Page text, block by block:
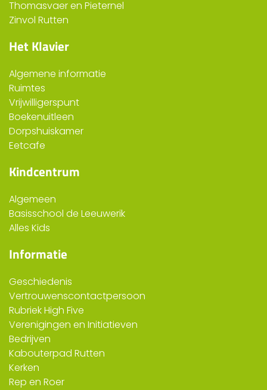
Thomasvaer en Pieternel
Zinvol Rutten
Het Klavier
Algemene informatie
Ruimtes
Vrijwilligerspunt
Boekenuitleen
Dorpshuiskamer
Eetcafe
Kindcentrum
Algemeen
Basisschool de Leeuwerik
Alles Kids
Informatie
Geschiedenis
Vertrouwenscontactpersoon
Rubriek High Five
Verenigingen en Initiatieven
Bedrijven
Kabouterpad Rutten
Kerken
Rep en Roer